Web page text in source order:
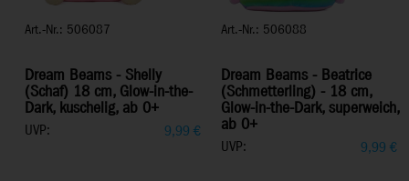
Art.-Nr.: 506087
Dream Beams - Shelly
(Schaf) 18 cm, Glow-in-the-
Dark, kuschelig, ab 0+
UVP: 9,99 €
Art.-Nr.: 506088
Dream Beams - Beatrice
(Schmetterling) - 18 cm,
Glow-in-the-Dark, superweich,
ab 0+
UVP: 9,99 €